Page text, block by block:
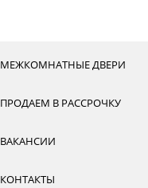
МЕЖКОМНАТНЫЕ ДВЕРИ
ПРОДАЕМ В РАССРОЧКУ
ВАКАНСИИ
КОНТАКТЫ